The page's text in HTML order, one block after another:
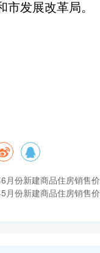
市发展改革局。
清新
月份新建商品住房销售
月份新建商品住房销售